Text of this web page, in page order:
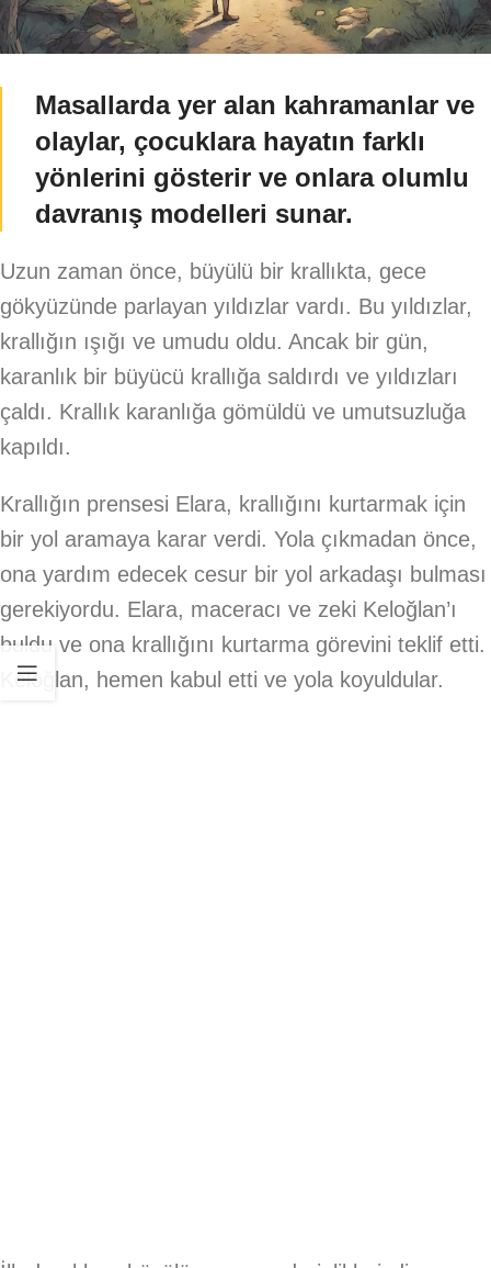
Masallarda yer alan kahramanlar ve
olaylar, çocuklara hayatın farklı
yönlerini gösterir ve onlara olumlu
davranış modelleri sunar.
Uzun zaman önce, büyülü bir krallıkta, gece
gökyüzünde parlayan yıldızlar vardı. Bu yıldızlar,
krallığın ışığı ve umudu oldu. Ancak bir gün,
karanlık bir büyücü krallığa saldırdı ve yıldızları
çaldı. Krallık karanlığa gömüldü ve umutsuzluğa
kapıldı.
Krallığın prensesi Elara, krallığını kurtarmak için
bir yol aramaya karar verdi. Yola çıkmadan önce,
ona yardım edecek cesur bir yol arkadaşı bulması
gerekiyordu. Elara, maceracı ve zeki Keloğlan’ı
buldu ve ona krallığını kurtarma görevini teklif etti.
Keloğlan, hemen kabul etti ve yola koyuldular.